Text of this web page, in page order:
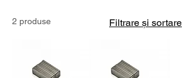
2 produse Filtrare și sortare